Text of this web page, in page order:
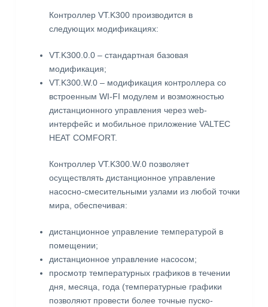
Контроллер VT.K300 производится в
следующих модификациях:
VT.K300.0.0 – стандартная базовая
модификация;
VT.K300.W.0 – модификация контроллера со
встроенным WI-FI модулем и возможностью
дистанционного управления через web-
интерфейс и мобильное приложение VALTEC
HEAT COMFORT.
Контроллер VT.K300.W.0 позволяет
осуществлять дистанционное управление
насосно-смесительными узлами из любой точки
мира, обеспечивая:
дистанционное управление температурой в
помещении;
дистанционное управление насосом;
просмотр температурных графиков в течении
дня, месяца, года (температурные графики
позволяют провести более точные пуско-